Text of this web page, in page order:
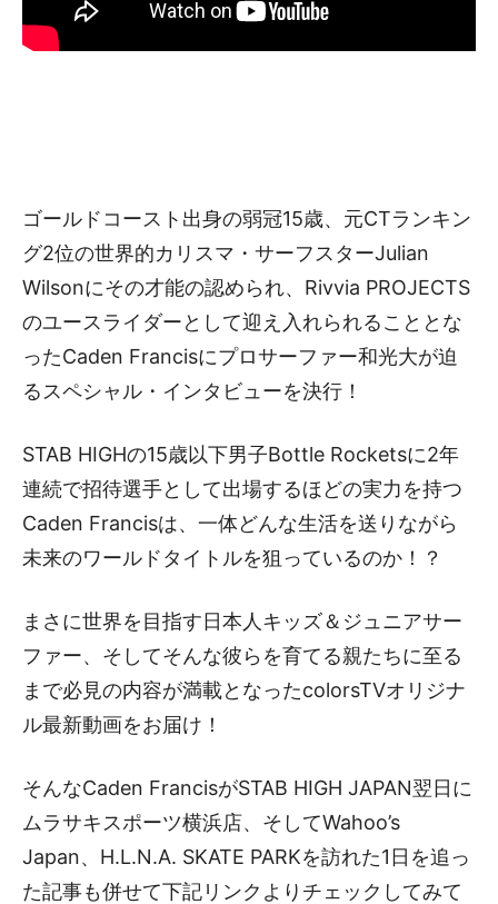
ゴールドコースト出身の弱冠15歳、元CTランキン
グ2位の世界的カリスマ・サーフスターJulian
Wilsonにその才能の認められ、Rivvia PROJECTS
のユースライダーとして迎え入れられることとな
ったCaden Francisにプロサーファー和光大が迫
るスペシャル・インタビューを決行！
STAB HIGHの15歳以下男子Bottle Rocketsに2年
連続で招待選手として出場するほどの実力を持つ
Caden Francisは、一体どんな生活を送りながら
未来のワールドタイトルを狙っているのか！？
まさに世界を目指す日本人キッズ＆ジュニアサー
ファー、そしてそんな彼らを育てる親たちに至る
まで必見の内容が満載となったcolorsTVオリジナ
ル最新動画をお届け！
そんなCaden FrancisがSTAB HIGH JAPAN翌日に
ムラサキスポーツ横浜店、そしてWahoo’s
Japan、H.L.N.A. SKATE PARKを訪れた1日を追っ
た記事も併せて下記リンクよりチェックしてみて